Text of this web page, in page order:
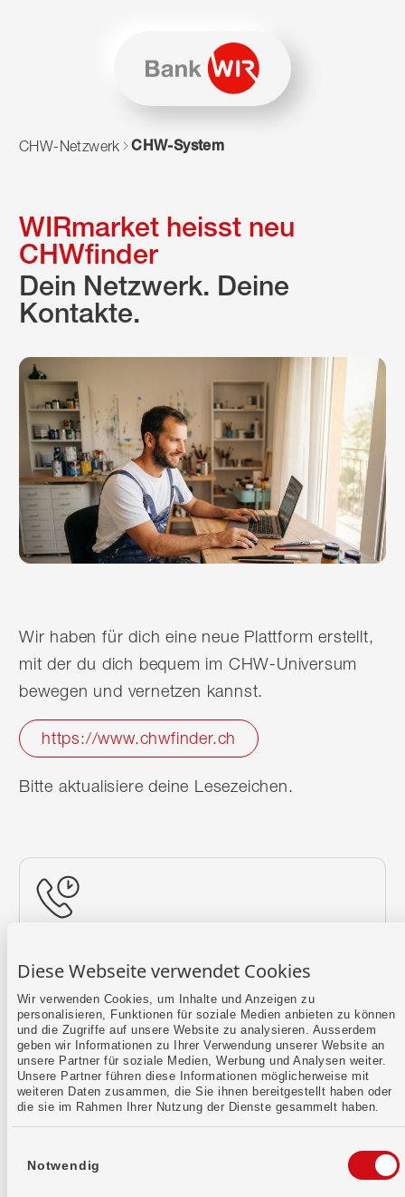
Diese Webseite verwendet Cookies
Wir verwenden Cookies, um Inhalte und Anzeigen zu
personalisieren, Funktionen für soziale Medien anbieten zu können
und die Zugriffe auf unsere Website zu analysieren. Ausserdem
geben wir Informationen zu Ihrer Verwendung unserer Website an
unsere Partner für soziale Medien, Werbung und Analysen weiter.
Unsere Partner führen diese Informationen möglicherweise mit
weiteren Daten zusammen, die Sie ihnen bereitgestellt haben oder
die sie im Rahmen Ihrer Nutzung der Dienste gesammelt haben.
Notwendig
Zum Navigieren dieser Seite wird JavaScript benötigt.
CHW-Netzwerk CHW-System
WIRmarket heisst neu
CHWfinder
Dein Netzwerk. Deine
Kontakte.
Wir haben für dich eine neue Plattform erstellt,
mit der du dich bequem im CHW-Universum
bewegen und vernetzen kannst.
https://www.chwfinder.ch
Bitte aktualisiere deine Lesezeichen.
Mehr erfahren
Kontaktformular